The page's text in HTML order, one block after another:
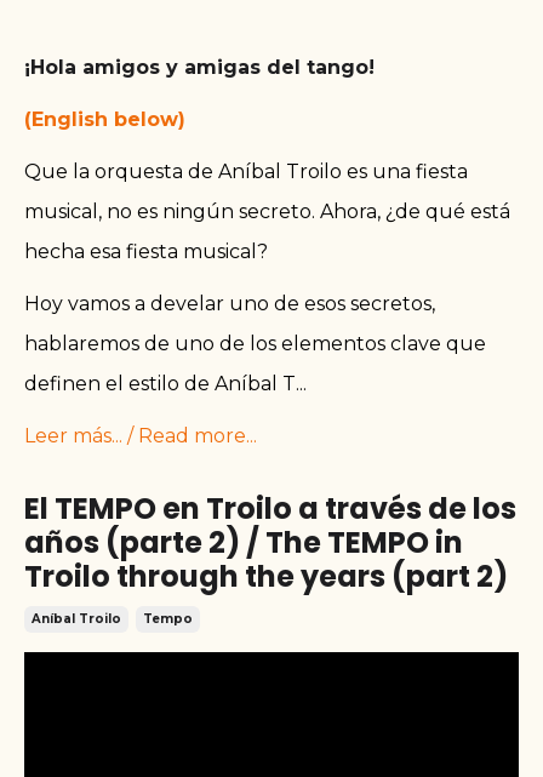
¡Hola amigos y amigas del tango!
(English below)
Que la orquesta de Aníbal Troilo es una fiesta
musical, no es ningún secreto. Ahora, ¿de qué está
hecha esa fiesta musical?
Hoy vamos a develar uno de esos secretos,
hablaremos de uno de los elementos clave que
definen el estilo de Aníbal T...
Leer más... / Read more...
El TEMPO en Troilo a través de los
años (parte 2) / The TEMPO in
Troilo through the years (part 2)
Aníbal Troilo Tempo